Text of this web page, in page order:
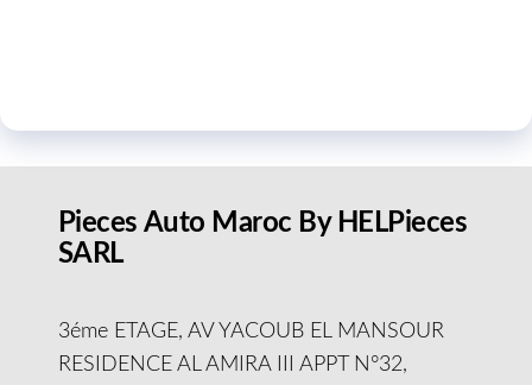
Pieces Auto Maroc By HELPieces
SARL
3éme ETAGE, AV YACOUB EL MANSOUR
RESIDENCE AL AMIRA III APPT N°32,